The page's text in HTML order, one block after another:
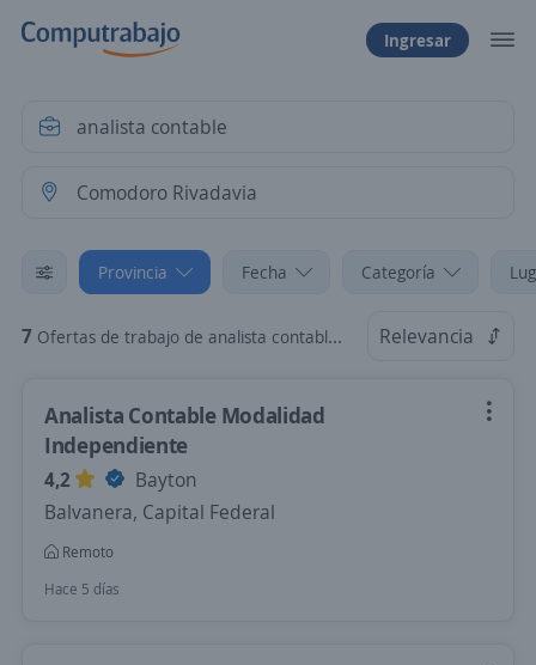
Ingresar
Provincia Fecha Categoría
7 Ofertas de trabajo de analista contable en Comodoro Rivadavia, Chubut Relevancia
Analista Contable Modalidad
Independiente
4,2
Bayton
Balvanera, Capital Federal
Remoto
Hace 5 días